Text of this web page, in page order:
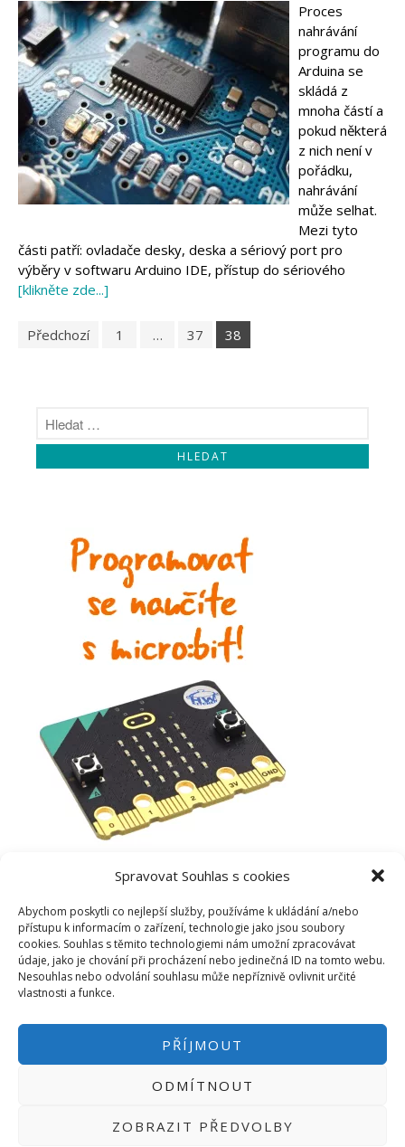
Spravovat Souhlas s cookies
Abychom poskytli co nejlepší služby, používáme k ukládání a/nebo
přístupu k informacím o zařízení, technologie jako jsou soubory
cookies. Souhlas s těmito technologiemi nám umožní zpracovávat
údaje, jako je chování při procházení nebo jedinečná ID na tomto webu.
Nesouhlas nebo odvolání souhlasu může nepříznivě ovlivnit určité
vlastnosti a funkce.
PŘÍJMOUT
ODMÍTNOUT
ZOBRAZIT PŘEDVOLBY
Proces
nahrávání
programu do
Arduina se
skládá z
mnoha částí a
pokud některá
z nich není v
pořádku,
nahrávání
může selhat.
Mezi tyto
části patří: ovladače desky, deska a sériový port pro
výběry v softwaru Arduino IDE, přístup do sériového
[klikněte zde...]
Předchozí 1 … 37 38
PŘIHLÁSIT SE|
BASTLÍRNU PROVOZUJE E-SHOP